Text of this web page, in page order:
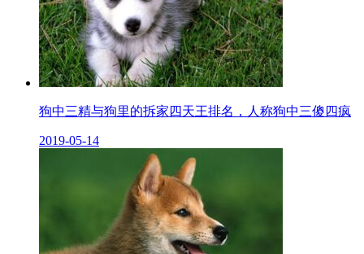
狗中三精与狗里的拆家四天王排名，人称狗中三傻四疯
2019-05-14